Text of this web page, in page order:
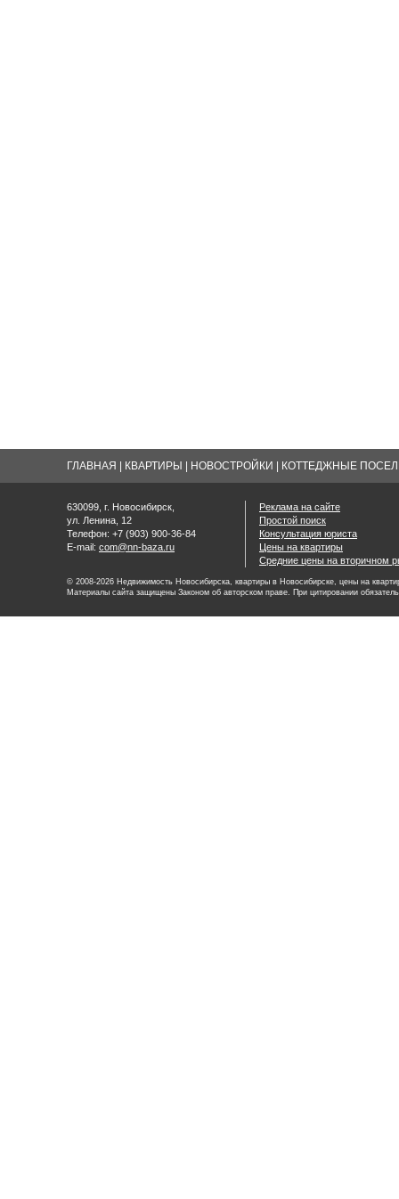
ГЛАВНАЯ КВАРТИРЫ НОВОСТРОЙКИ КОТТЕДЖНЫЕ
630099, г. Новосибирск,
ул. Ленина, 12
Телефон: +7 (903) 900-36-84
E-mail: com@nn-baza.ru
Реклама на сайте
Простой поиск
Консультация юриста
Цены на квартиры
Средние цены на вторичном
© 2008-2026 Недвижимость Новосибирска, квартиры в Новосибирске, цены на
Материалы сайта защищены Законом об авторском праве. При цитировании